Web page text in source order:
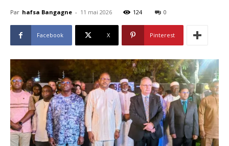
Par hafsa Bangagne - 11 mai 2026 124 0
Facebook X Pinterest